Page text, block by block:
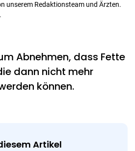
unserem Redaktionsteam und Ärzten.
.
Abnehmen, dass Fette
dann nicht mehr
können.
Artikel